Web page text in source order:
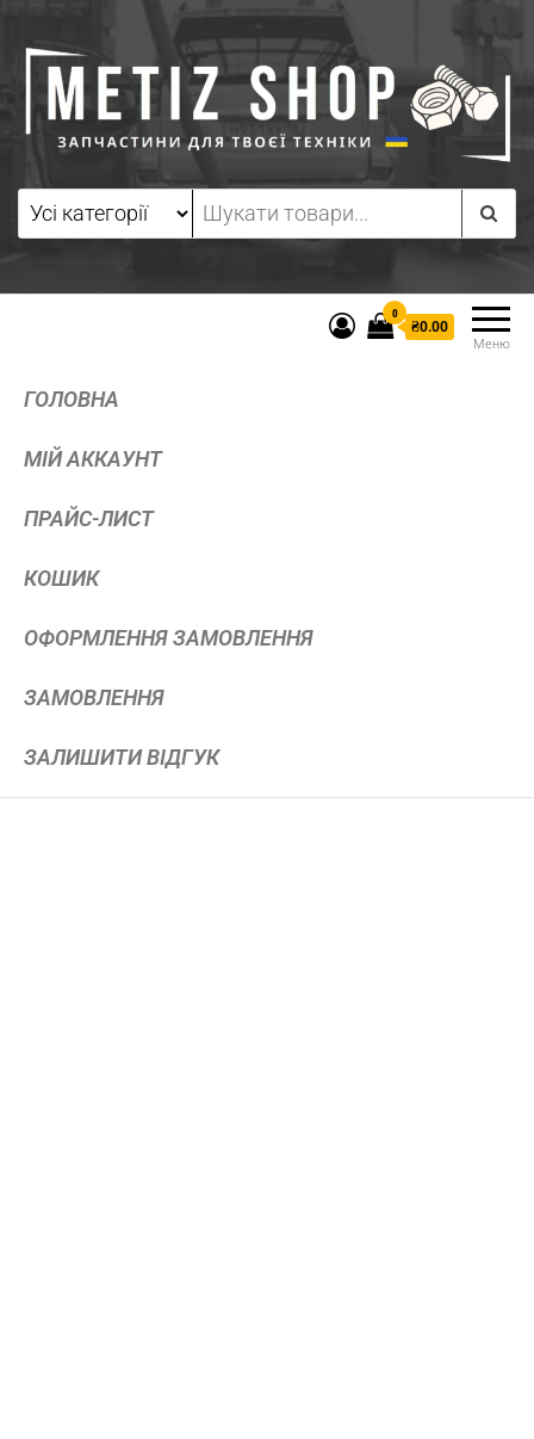
Меню
0
₴0.00
ГОЛОВНА
МІЙ АККАУНТ
ПРАЙС-ЛИСТ
КОШИК
ОФОРМЛЕННЯ ЗАМОВЛЕННЯ
ЗАМОВЛЕННЯ
ЗАЛИШИТИ ВІДГУК